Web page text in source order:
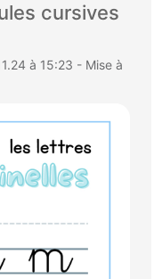
cursives
à 15:23 - Mise à